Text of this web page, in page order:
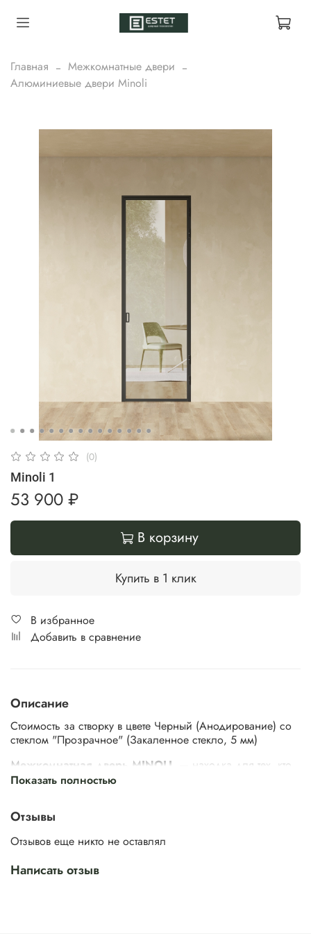
Главная
Межкомнатные двери
Алюминиевые двери Minoli
(0)
Minoli 1
53 900 ₽
В корзину
Купить в 1 клик
В избранное
Добавить в сравнение
Описание
Стоимость за створку в цвете Черный (Анодирование) со
стеклом "Прозрачное" (Закаленное стекло, 5 мм)
Межкомнатная дверь MINOLI
— находка для тех, кто
ценит стильный, функциональный интерьер с
проникает в комнату. Это оживляет интерьер и улучшает
атмосферу в помещении.
Показать полностью
Отзывы
Отзывов еще никто не оставлял
Написать отзыв